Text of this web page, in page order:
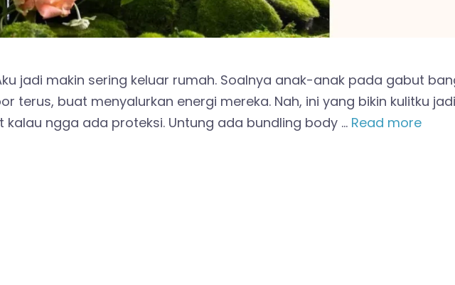
jadi makin sering keluar rumah. Soalnya anak-anak pada gabut
terus, buat menyalurkan energi mereka. Nah, ini yang bikin kulitku
ngga ada proteksi. Untung ada bundling body … Read more